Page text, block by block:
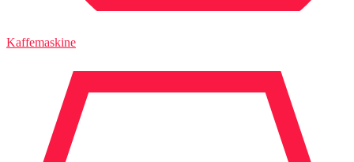
Kaffemaskine